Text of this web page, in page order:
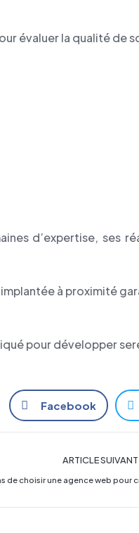
évaluer la qualité de
d’expertise, ses
implantée à proximité
pour développer
Facebook
ARTICLE SUIVANT
de choisir une agence web pour